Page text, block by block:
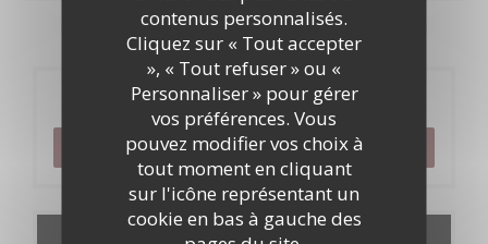
contenus personnalisés.
Cliquez sur « Tout accepter
», « Tout refuser » ou «
Personnaliser » pour gérer
vos préférences. Vous
pouvez modifier vos choix à
tout moment en cliquant
sur l'icône représentant un
cookie en bas à gauche des
Réservation
RÉSERVER